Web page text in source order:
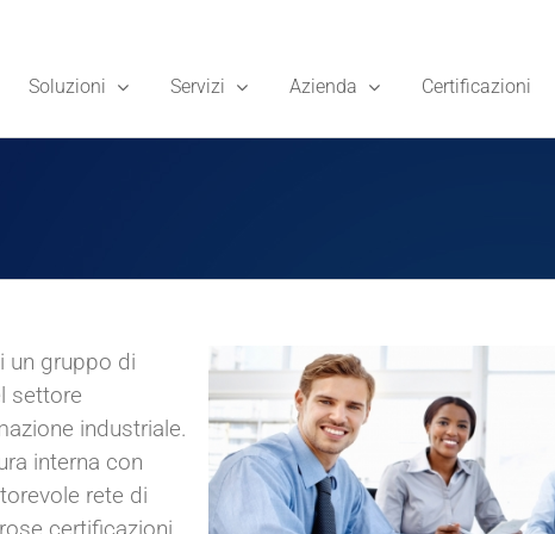
Soluzioni Servizi Azienda Certificazioni
un gruppo di
settore
industriale.
interna con
rete di